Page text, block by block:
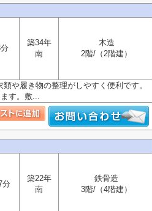
築34年
南
木造
2階/（2階建）
や履き物の整理がしやすく便利です。
す。敷...
分
築22年
南
鉄骨造
3階/（4階建）